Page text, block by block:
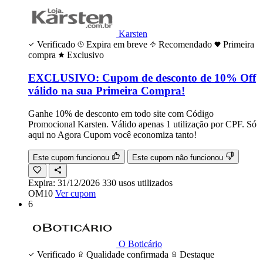
Karsten
Verificado
Expira em breve Recomendado
Primeira
compra
Exclusivo
EXCLUSIVO: Cupom de desconto de 10% Off
válido na sua Primeira Compra!
Ganhe 10% de desconto em todo site com Código
Promocional Karsten. Válido apenas 1 utilização por CPF. Só
aqui no Agora Cupom você economiza tanto!
Este cupom funcionou Este cupom não funcionou
Expira: 31/12/2026 330 usos utilizados
OM10 Ver cupom
6
O Boticário
Verificado
Qualidade confirmada Destaque